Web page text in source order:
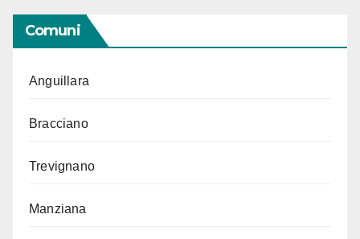
Comuni
Anguillara
Bracciano
Trevignano
Manziana